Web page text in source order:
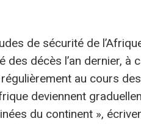
de sécurité de
des décès l’an dernier, à
au cours
deviennent
du continent »,